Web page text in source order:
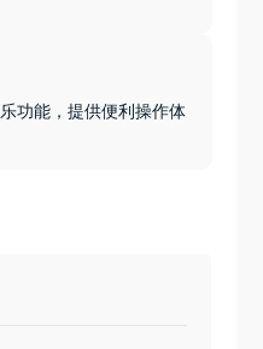
功能，提供便利操作体